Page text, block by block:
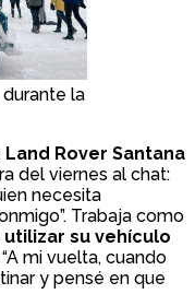
durante la
Rover Santana
del viernes al chat:
necesita
Trabaja como
su vehículo
“A mi vuelta, cuando
y pensé en que